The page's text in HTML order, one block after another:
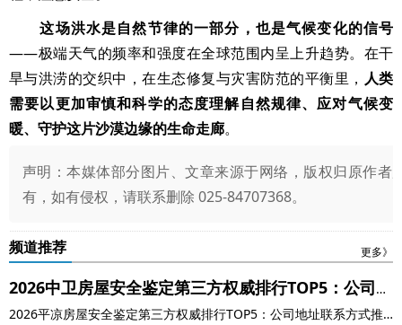
这场洪水是自然节律的一部分，也是气候变化的信号
——极端天气的频率和强度在全球范围内呈上升趋势。在干
旱与洪涝的交织中，在生态修复与灾害防范的平衡里， 人类
需要以更加审慎和科学的态度理解自然规律、应对气候变
暖、守护这片沙漠边缘的生命走廊。
声明：本媒体部分图片、文章来源于网络，版权归原作者
有，如有侵权，请联系删除 025-84707368。
频道推荐 更多》
2026中卫房屋安全鉴定第三方权威排行TOP5：公司地
址联系方式推荐
2026平凉房屋安全鉴定第三方权威排行TOP5：公司地址联系方式推